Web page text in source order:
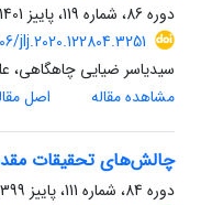
دوره 86، شماره 119، پاییز 1401، صفحه
jlj.2020.122804.3251
سیدیاسر ضیایی چاهگاهی،
مشاهده مقاله
اصل
چالش‌های تحقیقات
دوره 84، شماره 111، پاییز 1399، صفحه